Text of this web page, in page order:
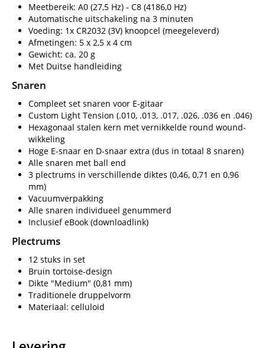
Meetbereik: A0 (27,5 Hz) - C8 (4186,0 Hz)
Automatische uitschakeling na 3 minuten
Voeding: 1x CR2032 (3V) knoopcel (meegeleverd)
Afmetingen: 5 x 2,5 x 4 cm
Gewicht: ca. 20 g
Met Duitse handleiding
Snaren
Compleet set snaren voor E-gitaar
Custom Light Tension (.010, .013, .017, .026, .036 en .046)
Hexagonaal stalen kern met vernikkelde round wound-
wikkeling
Hoge E-snaar en D-snaar extra (dus in totaal 8 snaren)
Alle snaren met ball end
3 plectrums in verschillende diktes (0,46, 0,71 en 0,96
mm)
Vacuumverpakking
Alle snaren individueel genummerd
Inclusief eBook (downloadlink)
Plectrums
12 stuks in set
Bruin tortoise-design
Dikte "Medium" (0,81 mm)
Traditionele druppelvorm
Materiaal: celluloid